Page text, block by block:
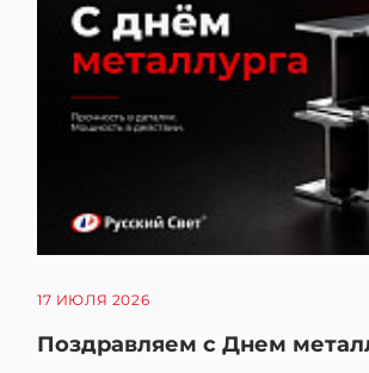
17 ИЮЛЯ 2026
Поздравляем с Днем